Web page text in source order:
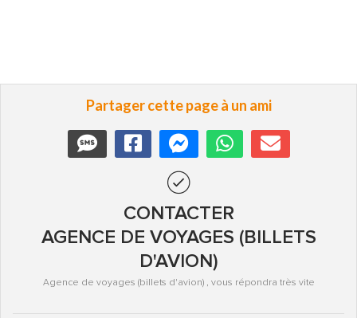
Partager cette page à un ami
CONTACTER
AGENCE DE VOYAGES (BILLETS
D'AVION)
Agence de voyages (billets d'avion) , vous répondra très vite